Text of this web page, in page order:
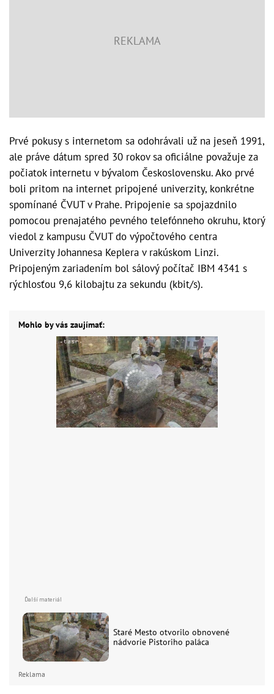
Prvé pokusy s internetom sa odohrávali už na jeseň 1991,
ale práve dátum spred 30 rokov sa oficiálne považuje za
počiatok internetu v bývalom Československu. Ako prvé
boli pritom na internet pripojené univerzity, konkrétne
spomínané ČVUT v Prahe. Pripojenie sa spojazdnilo
pomocou prenajatého pevného telefónneho okruhu, ktorý
viedol z kampusu ČVUT do výpočtového centra
Univerzity Johannesa Keplera v rakúskom Linzi.
Pripojeným zariadením bol sálový počítač IBM 4341 s
rýchlosťou 9,6 kilobajtu za sekundu (kbit/s).
Mohlo by vás zaujímať:
Staré Mesto otvorilo obnovené
nádvorie Pistoriho paláca
Reklama